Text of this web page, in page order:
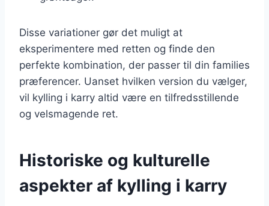
Disse variationer gør det muligt at
eksperimentere med retten og finde den
perfekte kombination, der passer til din families
præferencer. Uanset hvilken version du vælger,
vil kylling i karry altid være en tilfredsstillende
og velsmagende ret.
Historiske og kulturelle
aspekter af kylling i karry